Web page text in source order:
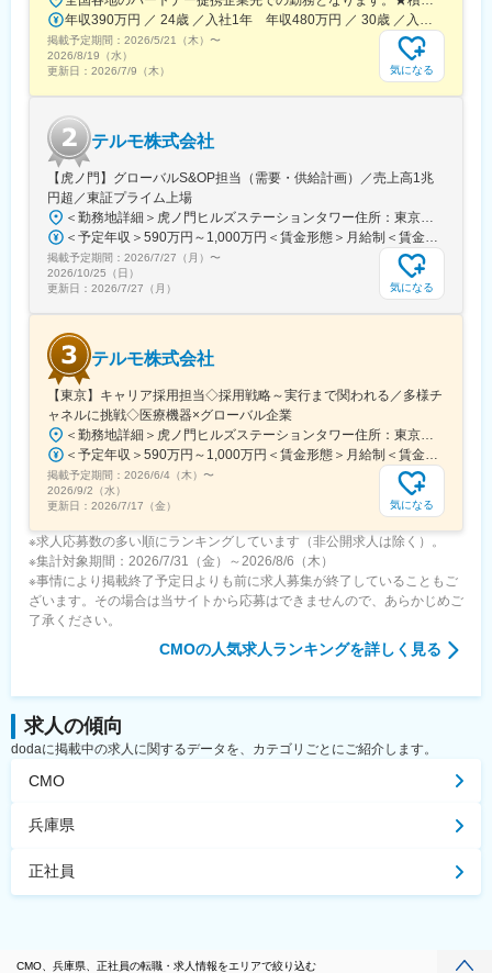
「成長」を大事にする職場でチーム活動を重視した風土です。
■担当に関して：
大学病院などの基幹病院を担当いただきます。
■仕事の魅力：
治療部位や手順に合わせて多様な製品を展開する中で、患者さん
には治療効果とQOLの向上を、ドクターには手技において最大限
のパフォーマンスを発揮できる製品を提供することを目指してい
ます。中でもMRは製品情報提供のみならず、販売した医療機器が
安全に使用されるために研修会を開催しり、使用にあたってのト
レーニングの機会を提供するなど重要な役割を担っているため、
やりがいを感じられます。
掲載予定期間： 2026/5/21（木） 〜
2026/8/19（水）
更新日： 2026/7/9（木） 気になる
テルモ株式会社
【虎ノ門】グローバルS&OP担当（需要・供給計画）／売上高1兆
円超／東証プライム上場
掲載予定期間： 2026/7/27（月） 〜
2026/10/25（日）
更新日： 2026/7/27（月） 気になる
テルモ株式会社
【東京】キャリア採用担当◇採用戦略～実行まで関われる／多様チ
ャネルに挑戦◇医療機器×グローバル企業
掲載予定期間： 2026/6/4（木） 〜
2026/9/2（水）
更新日： 2026/7/17（金） 気になる
※求人応募数の多い順にランキングしています（非公開求人は除く）。
※集計対象期間：2026/7/31（金）～2026/8/6（木）
※事情により掲載終了予定日よりも前に求人募集が終了していることもご
ざいます。その場合は当サイトから応募はできませんので、あらかじめご
了承ください。
CMOの人気求人ランキングを詳しく見る
求人の傾向
dodaに掲載中の求人に関するデータを、カテゴリごとにご紹介します。
CMO
兵庫県
正社員
CMO、兵庫県、正社員の転職・求人情報をエリアで絞り込む